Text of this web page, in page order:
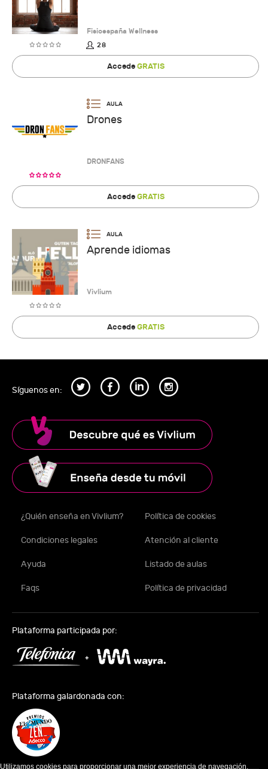
Fisioespaña Wellness
28
AccedeGRATIS
Drones
DRONFANS
AccedeGRATIS
Aprende idiomas
Vivlium
AccedeGRATIS
Síguenos en:
¿Quién enseña en Vivlium? Política de cookies
Condiciones legales Atención al cliente
Ayuda Listado de aulas
Faqs Política de privacidad
Plataforma participada por:
Plataforma galardonada con:
Utilizamos cookies para proporcionar una mejor experiencia de navegación.